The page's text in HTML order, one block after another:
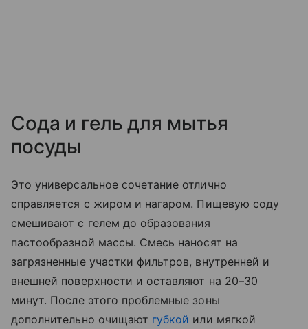
Сода и гель для мытья
посуды
Это универсальное сочетание отлично
справляется с жиром и нагаром. Пищевую соду
смешивают с гелем до образования
пастообразной массы. Смесь наносят на
загрязненные участки фильтров, внутренней и
внешней поверхности и оставляют на 20–30
минут. После этого проблемные зоны
дополнительно очищают губкой или мягкой